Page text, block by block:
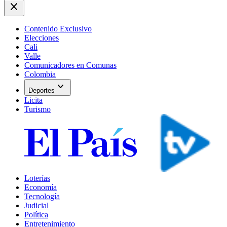
close
Contenido Exclusivo
Elecciones
Cali
Valle
Comunicadores en Comunas
Colombia
Deportes expand_more
Licita
Turismo
Loterías
Economía
Tecnología
Judicial
Política
Entretenimiento